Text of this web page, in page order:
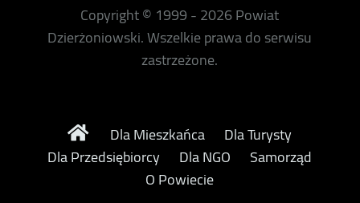
Copyright © 1999 - 2026 Powiat
Dzierżoniowski. Wszelkie prawa do serwisu
zastrzeżone.
Dla Mieszkańca
Dla Turysty
Dla Przedsiębiorcy
Dla NGO
Samorząd
O Powiecie